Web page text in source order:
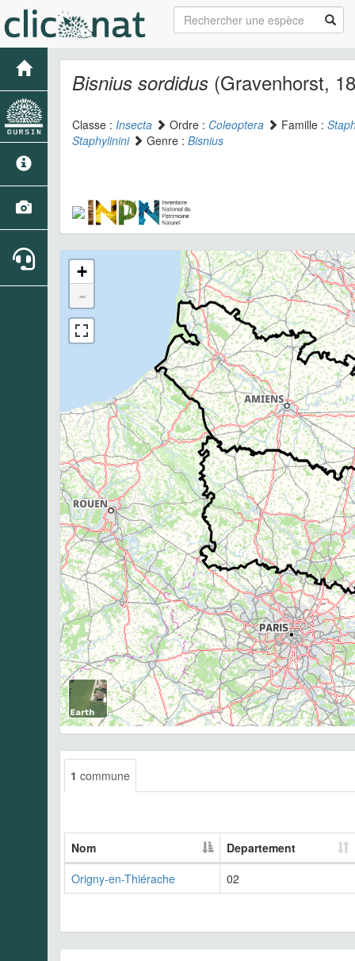
Bisnius sordidus (Gravenhorst,
Classe : Insecta Ordre : Coleoptera Famille :
Staphylinini
Genre : Bisnius
+
-
1 commune
Nom
Departement
Origny-en-Thiérache
02